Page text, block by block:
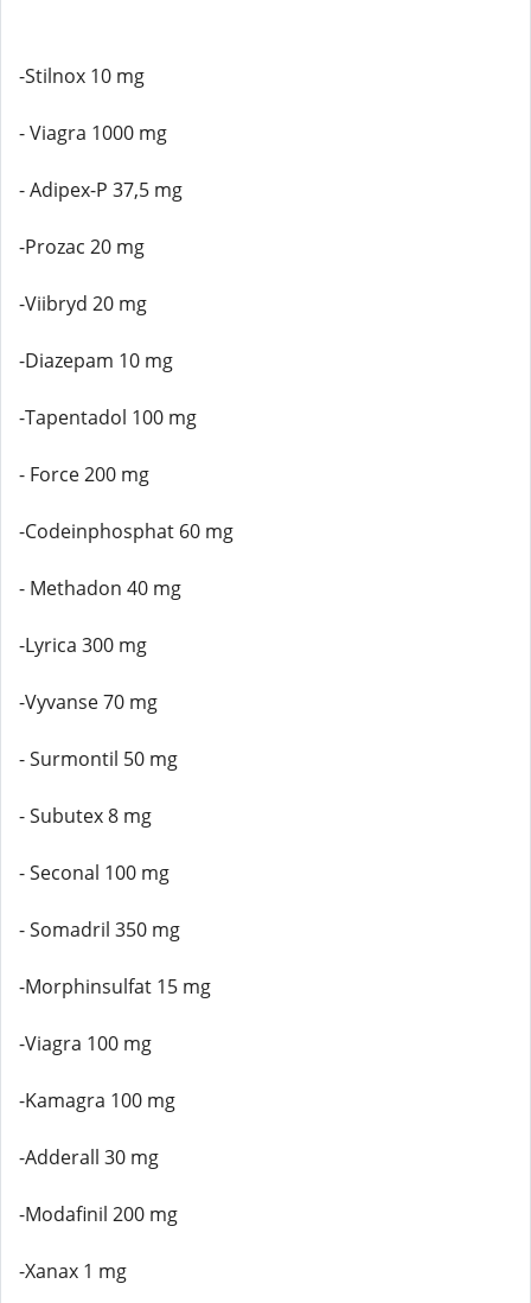
-Stilnox 10 mg
- Viagra 1000 mg
- Adipex-P 37,5 mg
-Prozac 20 mg
-Viibryd 20 mg
-Diazepam 10 mg
-Tapentadol 100 mg
- Force 200 mg
-Codeinphosphat 60 mg
- Methadon 40 mg
-Lyrica 300 mg
-Vyvanse 70 mg
- Surmontil 50 mg
- Subutex 8 mg
- Seconal 100 mg
- Somadril 350 mg
-Morphinsulfat 15 mg
-Viagra 100 mg
-Kamagra 100 mg
-Adderall 30 mg
-Modafinil 200 mg
-Xanax 1 mg